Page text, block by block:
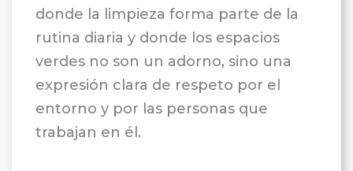
donde la limpieza forma parte de la
rutina diaria y donde los espacios
verdes no son un adorno, sino una
expresión clara de respeto por el
entorno y por las personas que
trabajan en él.